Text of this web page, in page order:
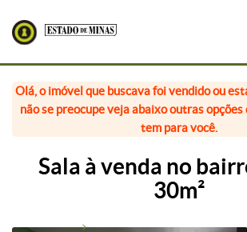
Olá, o imóvel que buscava foi vendido ou
não se preocupe veja abaixo outras
tem para você.
Sala à venda no
30m²